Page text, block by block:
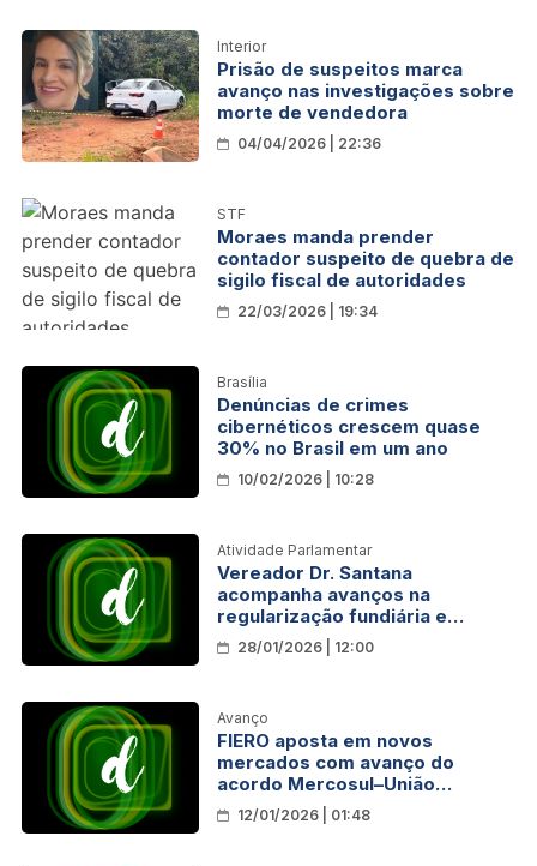
Interior
Prisão de suspeitos marca
avanço nas investigações sobre
morte de vendedora
04/04/2026 | 22:36
STF
Moraes manda prender
contador suspeito de quebra de
sigilo fiscal de autoridades
22/03/2026 | 19:34
Brasília
Denúncias de crimes
cibernéticos crescem quase
30% no Brasil em um ano
10/02/2026 | 10:28
Atividade Parlamentar
Vereador Dr. Santana
acompanha avanços na
regularização fundiária e
destaca novo modelo de licença
de obras em Porto Velho
28/01/2026 | 12:00
Avanço
FIERO aposta em novos
mercados com avanço do
acordo Mercosul–União
Europeia
12/01/2026 | 01:48